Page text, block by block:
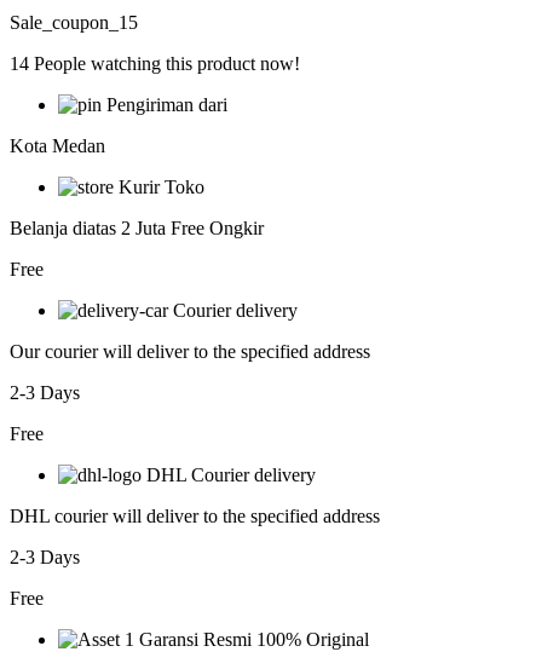
Sale_coupon_15
14 People watching this product now!
Pengiriman dari
Kota Medan
Kurir Toko
Belanja diatas 2 Juta Free Ongkir
Free
Courier delivery
Our courier will deliver to the specified address
2-3 Days
Free
DHL Courier delivery
DHL courier will deliver to the specified address
2-3 Days
Free
Garansi Resmi 100% Original